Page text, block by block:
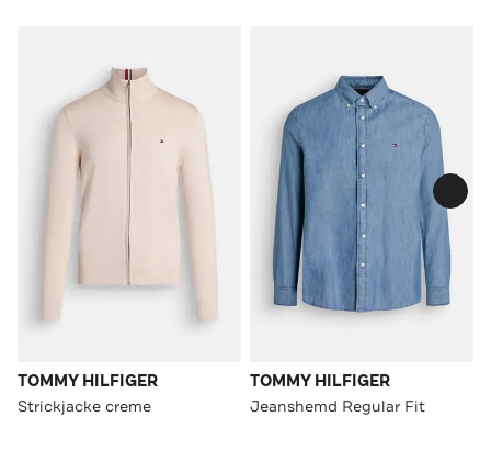
TOMMY HILFIGER
Strickjacke creme
TOMMY HILFIGER
Jeanshemd Regular Fit